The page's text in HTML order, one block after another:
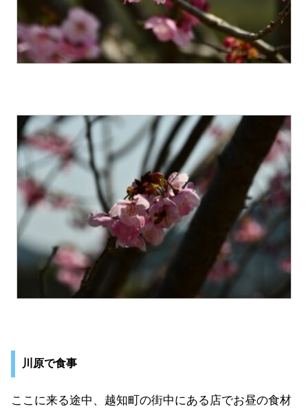
川原で食事
ここに来る途中、越知町の街中にある店でお昼の食材